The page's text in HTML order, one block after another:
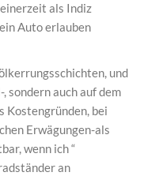
als Indiz
Auto erlauben
und
sondern auch auf dem
Kostengründen, bei
Erwägungen-als
wenn ich “
an